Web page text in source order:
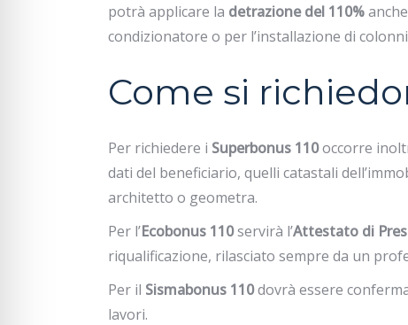
potrà applicare la detrazione del 110%
condizionatore o per l’installazione di
Come si
Per richiedere i Superbonus 110occorre
dati del beneficiario, quelli catastali
architetto o geometra.
Per l’Ecobonus 110servirà l’Attestato di
riqualificazione, rilasciato sempre da un
Per il Sismabonus 110dovrà essere
lavori.